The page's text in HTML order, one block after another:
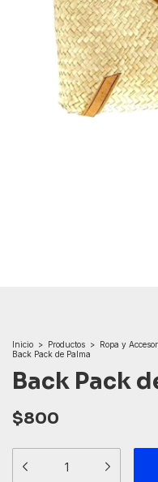
Inicio > Productos > Ropa y
Back Pack de Palma
Back Pack
$800